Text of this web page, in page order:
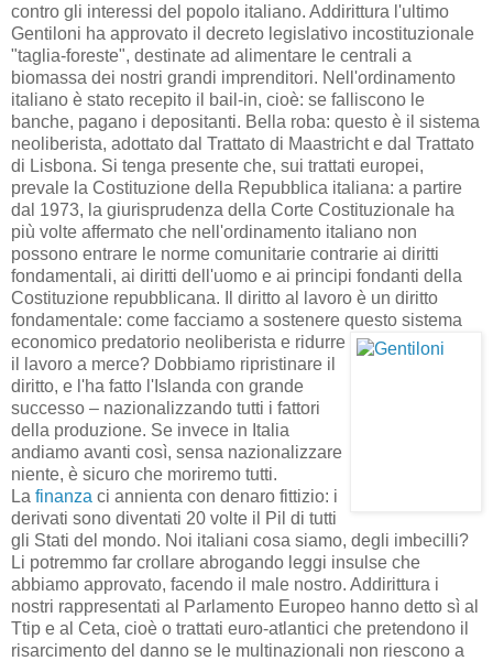
contro gli interessi del popolo italiano. Addirittura l'ultimo
Gentiloni ha approvato il decreto legislativo incostituzionale
"taglia-foreste", destinate ad alimentare le centrali a
biomassa dei nostri grandi imprenditori. Nell'ordinamento
italiano è stato recepito il bail-in, cioè: se falliscono le
banche, pagano i depositanti. Bella roba: questo è il sistema
neoliberista, adottato dal Trattato di Maastricht e dal Trattato
di Lisbona. Si tenga presente che, sui trattati europei,
prevale la Costituzione della Repubblica italiana: a partire
dal 1973, la giurisprudenza della Corte Costituzionale ha
più volte affermato che nell'ordinamento italiano non
possono entrare le norme comunitarie contrarie ai diritti
fondamentali, ai diritti dell'uomo e ai principi fondanti della
Costituzione repubblicana. Il diritto al lavoro è un diritto
fondamentale: come facciamo a sostenere questo sistema
economico predatorio neoliberista e ridurre
il lavoro a merce? Dobbiamo ripristinare il
diritto, e l'ha fatto l'Islanda con grande
successo – nazionalizzando tutti i fattori
della produzione. Se invece in Italia
andiamo avanti così, sensa nazionalizzare
niente, è sicuro che moriremo tutti.
La finanza ci annienta con denaro fittizio: i
derivati sono diventati 20 volte il Pil di tutti
gli Stati del mondo. Noi italiani cosa siamo, degli imbecilli?
Li potremmo far crollare abrogando leggi insulse che
abbiamo approvato, facendo il male nostro. Addirittura i
nostri rappresentati al Parlamento Europeo hanno detto sì al
Ttip e al Ceta, cioè o trattati euro-atlantici che pretendono il
risarcimento del danno se le multinazionali non riescono a